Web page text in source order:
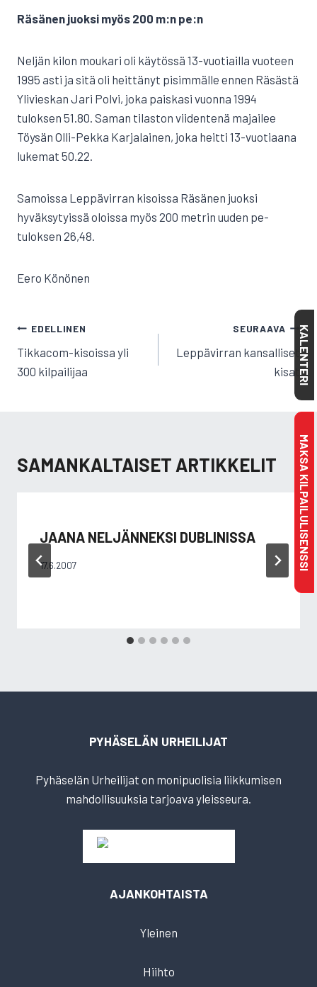
Räsänen juoksi myös 200 m:n pe:n
Neljän kilon moukari oli käytössä 13-vuotiailla vuoteen
1995 asti ja sitä oli heittänyt pisimmälle ennen Räsästä
Ylivieskan Jari Polvi, joka paiskasi vuonna 1994
tuloksen 51.80. Saman tilaston viidentenä majailee
Töysän Olli-Pekka Karjalainen, joka heitti 13-vuotiaana
lukemat 50.22.
Samoissa Leppävirran kisoissa Räsänen juoksi
hyväksytyissä oloissa myös 200 metrin uuden pe-
tuloksen 26,48.
Eero Könönen
ARTIKKELIEN
SELAUS
EDELLINEN
Tikkacom-kisoissa yli
300 kilpailijaa
SEURAAVA
Leppävirran kansalliset
kisat
SAMANKALTAISET ARTIKKELIT
JAANA NELJÄNNEKSI DUBLINISSA
17.6.2007
PYHÄSELÄN URHEILIJAT
Pyhäselän Urheilijat on monipuolisia liikkumisen
mahdollisuuksia tarjoava yleisseura.
AJANKOHTAISTA
Yleinen
Hiihto
KALENTERI
MAKSA KILPAILULISENSSI